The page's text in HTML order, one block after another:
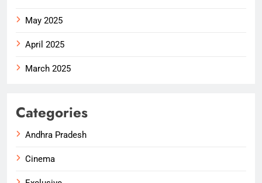
May 2025
April 2025
March 2025
Categories
Andhra Pradesh
Cinema